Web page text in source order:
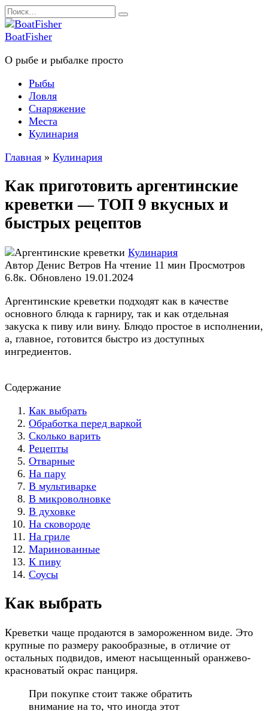
Перейти
к
содержанию
Search
for:
BoatFisher
О рыбе и рыбалке просто
Рыбы
Ловля
Снаряжение
Места
Кулинария
Главная » Кулинария
Как приготовить аргентинские
креветки — ТОП 9 вкусных и
быстрых рецептов
Кулинария
Автор Денис Ветров На чтение 11 мин Просмотров
6.8к. Обновлено 19.01.2024
Аргентинские креветки подходят как в качестве
основного блюда к гарниру, так и как отдельная
закуска к пиву или вину. Блюдо простое в исполнении,
а, главное, готовится быстро из доступных
ингредиентов.
Содержание
Как выбрать
Обработка перед варкой
Сколько варить
Рецепты
Отварные
На пару
В мультиварке
В микроволновке
В духовке
На сковороде
На гриле
Маринованные
К пиву
Соусы
Как выбрать
Креветки чаще продаются в замороженном виде. Это
крупные по размеру ракообразные, в отличие от
остальных подвидов, имеют насыщенный оранжево-
красноватый окрас панциря.
При покупке стоит также обратить
внимание на то, что иногда этот